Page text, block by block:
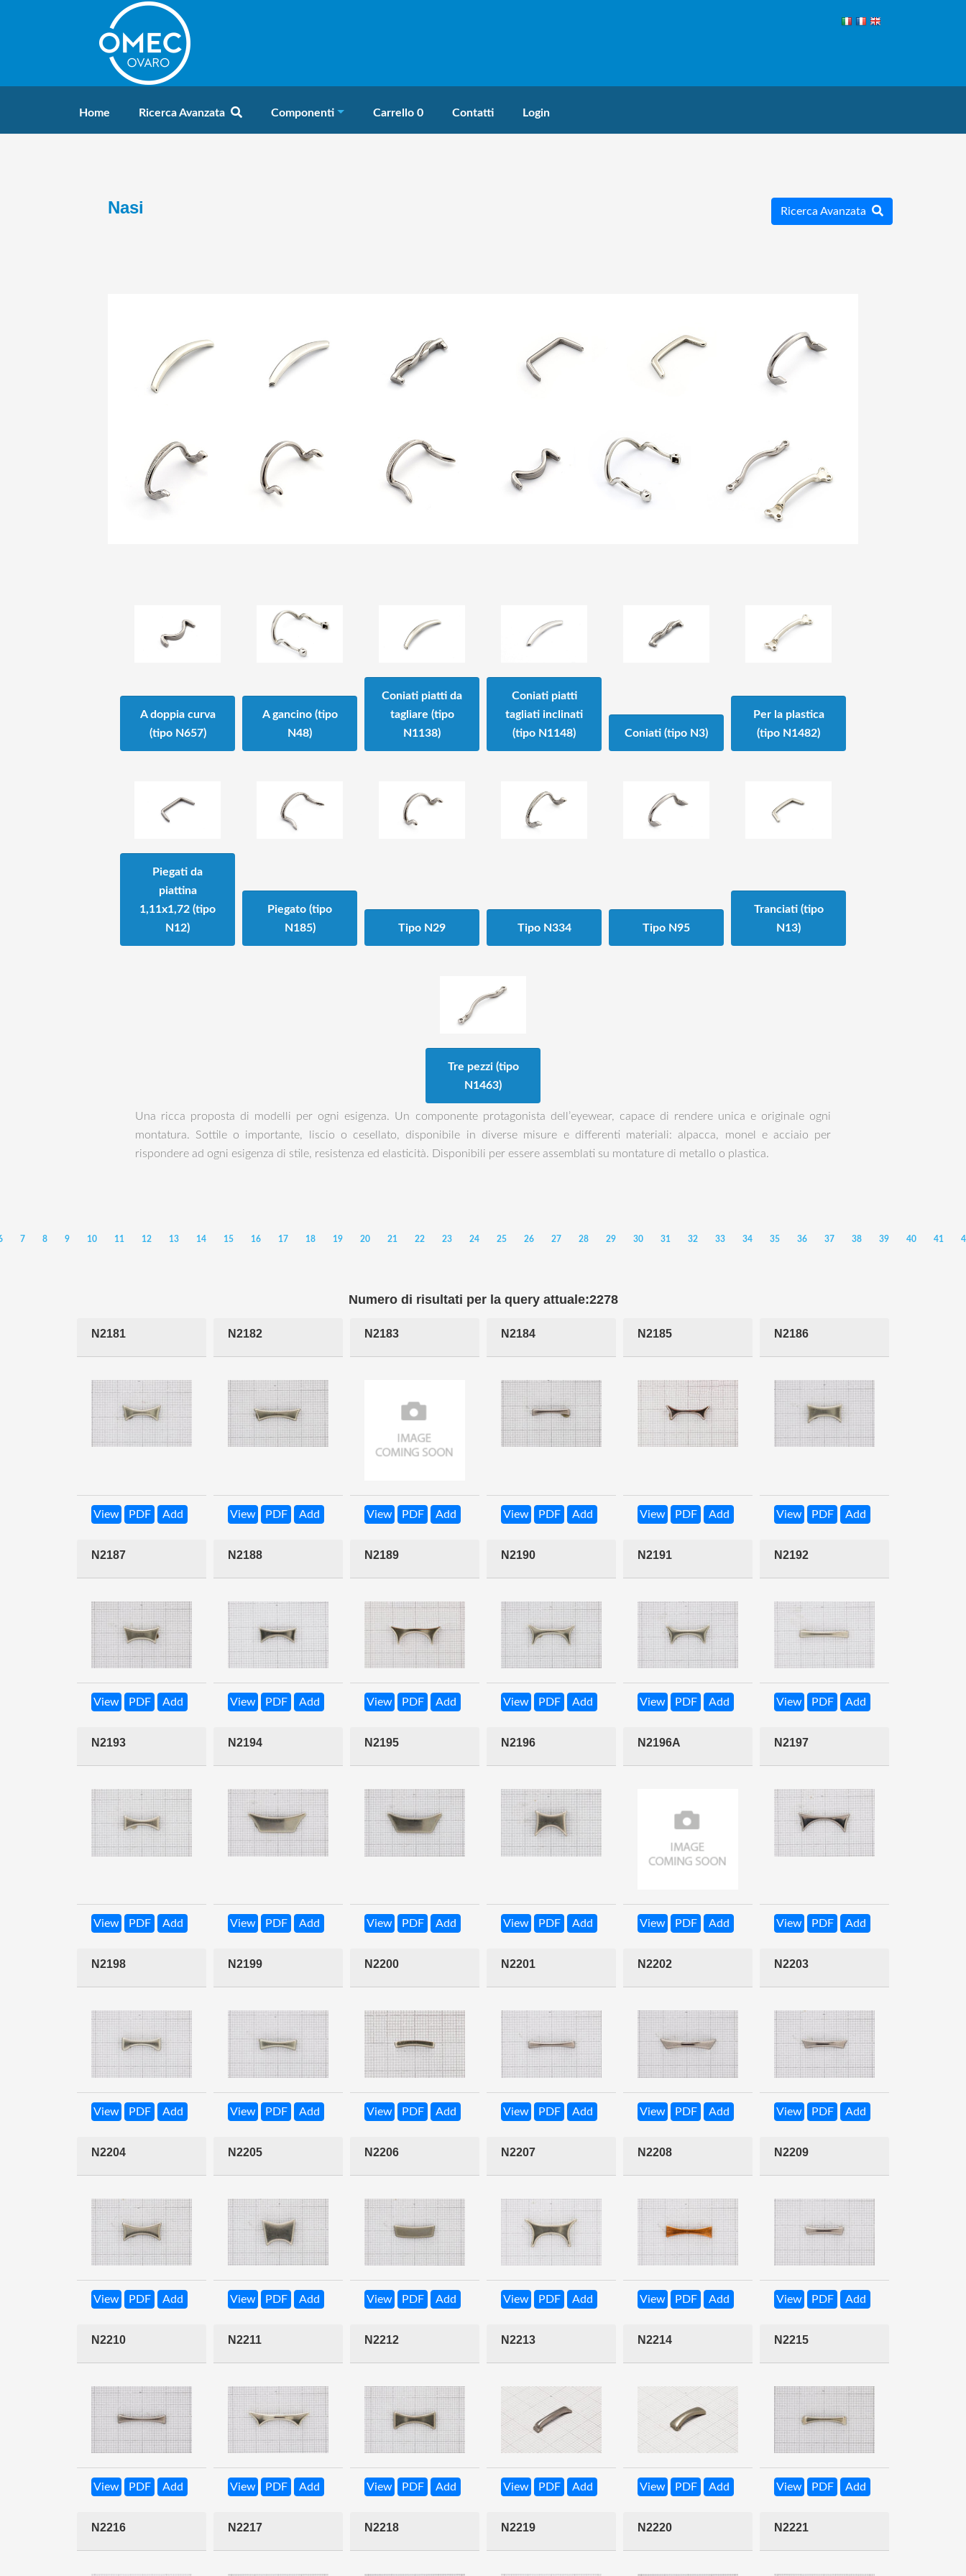
Home Ricerca Avanzata Componenti Carrello 0 Contatti Login
Nasi Ricerca Avanzata
A doppia curva
(tipo N657)
A gancino (tipo
N48)
Coniati piatti da
tagliare (tipo
N1138)
Coniati piatti
tagliati inclinati
(tipo N1148)
Coniati (tipo N3)
Per la plastica
(tipo N1482)
Piegati da
piattina
1,11x1,72 (tipo
N12)
Piegato (tipo
N185)
Tipo N29 Tipo N334 Tipo N95
Tranciati (tipo
N13)
Tre pezzi (tipo
N1463)
Una ricca proposta di modelli per ogni esigenza. Un componente protagonista dell’eyewear, capace di rendere unica e originale ogni
montatura. Sottile o importante, liscio o cesellato, disponibile in diverse misure e differenti materiali: alpacca, monel e acciaio per
rispondere ad ogni esigenza di stile, resistenza ed elasticità. Disponibili per essere assemblati su montature di metallo o plastica.
7 8 9 10 11 12 13 14 15 16 17 18 19 20 21 22 23 24 25 26 27 28 29 30 31 32 33 34 35 36 37 38 39 40 41
Numero di risultati per la query attuale:2278
N2181
View PDF Add
N2182
View PDF Add
N2183
View PDF Add
N2184
View PDF Add
N2185
View PDF Add
N2186
View PDF Add
N2187
View PDF Add
N2188
View PDF Add
N2189
View PDF Add
N2190
View PDF Add
N2191
View PDF Add
N2192
View PDF Add
N2193
View PDF Add
N2194
View PDF Add
N2195
View PDF Add
N2196
View PDF Add
N2196A
View PDF Add
N2197
View PDF Add
N2198
View PDF Add
N2199
View PDF Add
N2200
View PDF Add
N2201
View PDF Add
N2202
View PDF Add
N2203
View PDF Add
N2204
View PDF Add
N2205
View PDF Add
N2206
View PDF Add
N2207
View PDF Add
N2208
View PDF Add
N2209
View PDF Add
N2210
View PDF Add
N2211
View PDF Add
N2212
View PDF Add
N2213
View PDF Add
N2214
View PDF Add
N2215
View PDF Add
N2216 N2217 N2218 N2219 N2220 N2221